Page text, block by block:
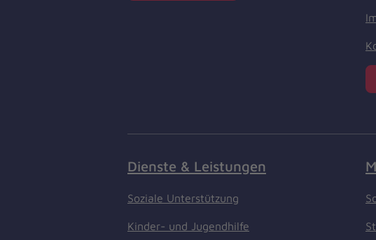
Dienste & Leistungen
Soziale Unterstützung
Kinder- und Jugendhilfe